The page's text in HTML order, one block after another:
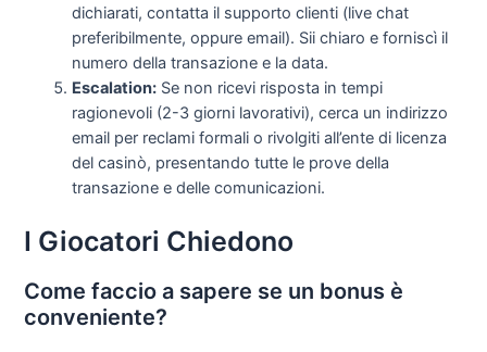
dichiarati, contatta il supporto clienti (live chat
preferibilmente, oppure email). Sii chiaro e forniscì il
numero della transazione e la data.
Escalation: Se non ricevi risposta in tempi
ragionevoli (2-3 giorni lavorativi), cerca un indirizzo
email per reclami formali o rivolgiti all’ente di licenza
del casinò, presentando tutte le prove della
transazione e delle comunicazioni.
I Giocatori Chiedono
Come faccio a sapere se un bonus è
conveniente?